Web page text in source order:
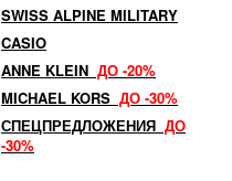
SWISS ALPINE MILITARY
CASIO
ANNE KLEIN ДО -20%
MICHAEL KORS ДО -30%
СПЕЦПРЕДЛОЖЕНИЯ ДО
-30%